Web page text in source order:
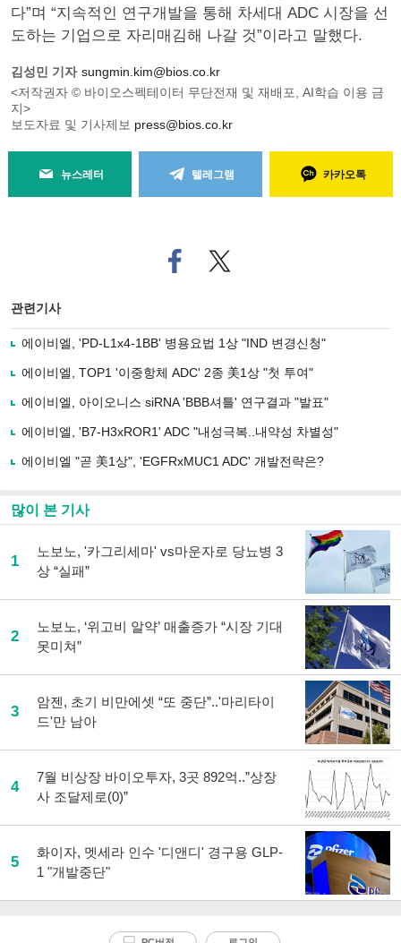
다”며 “지속적인 연구개발을 통해 차세대 ADC 시장을 선
도하는 기업으로 자리매김해 나갈 것”이라고 말했다.
김성민 기자 sungmin.kim@bios.co.kr
<저작권자 © 바이오스펙테이터 무단전재 및 재배포, AI학습 이용 금
지>
보도자료 및 기사제보 press@bios.co.kr
뉴스레터 텔레그램 카카오톡
페
이
로
기
사
유
기
트위
터로
관련기사
에이비엘, 'PD-L1x4-1BB' 병용요법 1상 "IND 변경신청"
에이비엘, TOP1 '이중항체 ADC' 2종 美1상 "첫 투여"
에이비엘, 아이오니스 siRNA 'BBB셔틀' 연구결과 "발표"
에이비엘, 'B7-H3xROR1' ADC "내성극복..내약성 차별성"
에이비엘 "곧 美1상", 'EGFRxMUC1 ADC' 개발전략은?
많이 본 기사
1
노보노, '카그리세마' vs마운자로 당뇨병 3
상 “실패”
2
노보노, ‘위고비 알약’ 매출증가 “시장 기대
못미쳐”
3
암젠, 초기 비만에셋 “또 중단”..'마리타이
드'만 남아
4
7월 비상장 바이오투자, 3곳 892억..”상장
사 조달제로(0)”
5
화이자, 멧세라 인수 '디앤디' 경구용 GLP-
1 "개발중단"